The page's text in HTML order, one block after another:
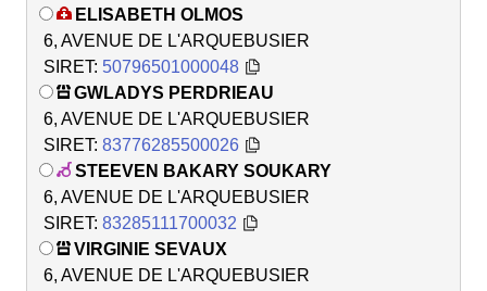
ELISABETH OLMOS
6, AVENUE DE L'ARQUEBUSIER
SIRET: 50796501000048
GWLADYS PERDRIEAU
6, AVENUE DE L'ARQUEBUSIER
SIRET: 83776285500026
STEEVEN BAKARY SOUKARY
6, AVENUE DE L'ARQUEBUSIER
SIRET: 83285111700032
VIRGINIE SEVAUX
6, AVENUE DE L'ARQUEBUSIER